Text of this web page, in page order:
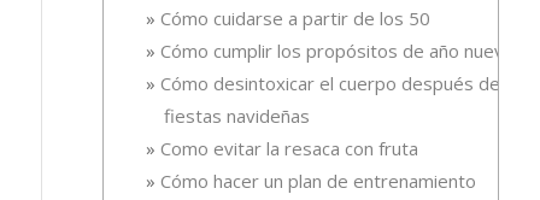
Cómo cuidarse a partir de los 50
Cómo cumplir los propósitos de año nuevo
Cómo desintoxicar el cuerpo después de las
fiestas navideñas
Como evitar la resaca con fruta
Cómo hacer un plan de entrenamiento